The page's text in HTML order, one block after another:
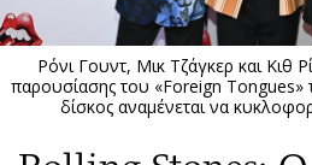
Βουλευτικές 2026
Εκλογές 2024
Προεδρικές 2023
Δημοσκοπήσεις
Διπλωματία
Ρόνι Γουντ, Μικ Τζάγκερ και Κιθ
παρουσίασης του «Foreign Tongues»
δίσκος αναμένεται να